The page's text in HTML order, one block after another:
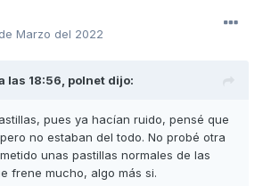
Marzo del 2022
las 18:56, polnet dijo:
pues ya hacían ruido, pensé que
no estaban del todo. No probé otra
unas pastillas normales de las
frene mucho, algo más si.